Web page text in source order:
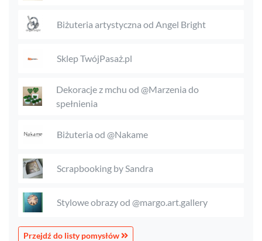
Biżuteria artystyczna od Angel Bright
Sklep TwójPasaż.pl
Dekoracje z mchu od @Marzenia do
spełnienia
Biżuteria od @Nakame
Scrapbooking by Sandra
Stylowe obrazy od @margo.art.gallery
Przejdź do listy pomysłów